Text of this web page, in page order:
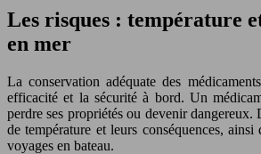
Les risques : température
en mer
La conservation adéquate des
efficacité et la sécurité à bord. Un
perdre ses propriétés ou devenir dangereux.
de température et leurs conséquences,
voyages en bateau.